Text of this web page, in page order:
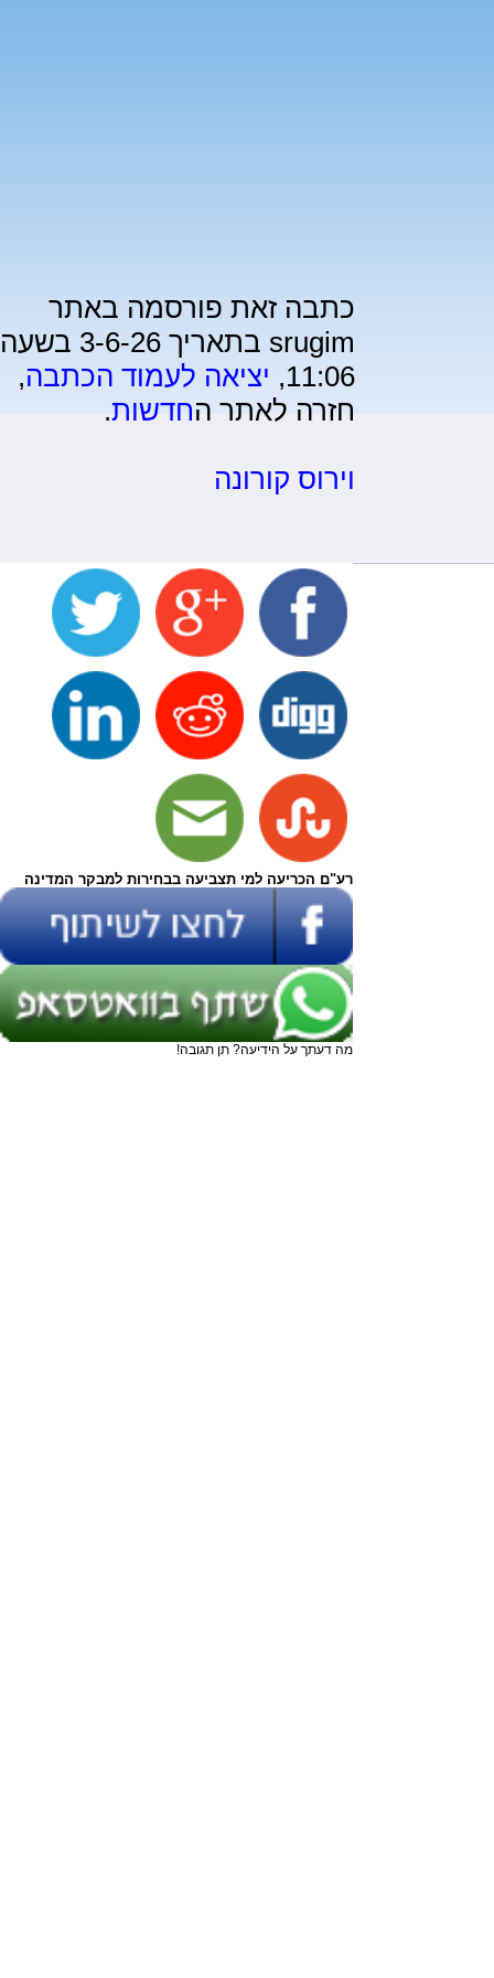
כתבה זאת פורסמה באתר
srugim בתאריך 3-6-26 בשעה
11:06, יציאה לעמוד הכתבה,
חזרה לאתר החדשות.
וירוס קורונה
רע"ם הכריעה למי תצביעה בבחירות למבקר המדינה
מה דעתך על הידיעה? תן תגובה!